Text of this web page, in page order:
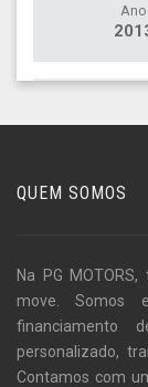
Ano
QUEM SOMOS
Na PG
move. Somos
financiamento
personalizado,
Contamos com